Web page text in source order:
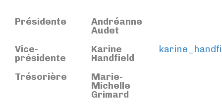
Présidente Andréanne
Audet
Vice-
présidente
Karine
Handfield
karine_ha
Trésorière Marie-
Michelle
Grimard